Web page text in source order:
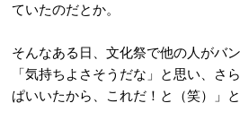
ていたのだとか。
そんなある日、文化祭で他の人がバ
「気持ちよさそうだな」と思い、さ
ぱいいたから、これだ！と（笑）」